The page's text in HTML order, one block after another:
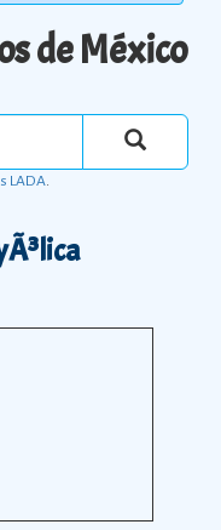
de México
LADA.